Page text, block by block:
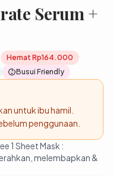
Serum +
Hemat Rp164.000
Busui Friendly
untukibu hamil
penggunaan.
1 Sheet Mask :
melembapkan &